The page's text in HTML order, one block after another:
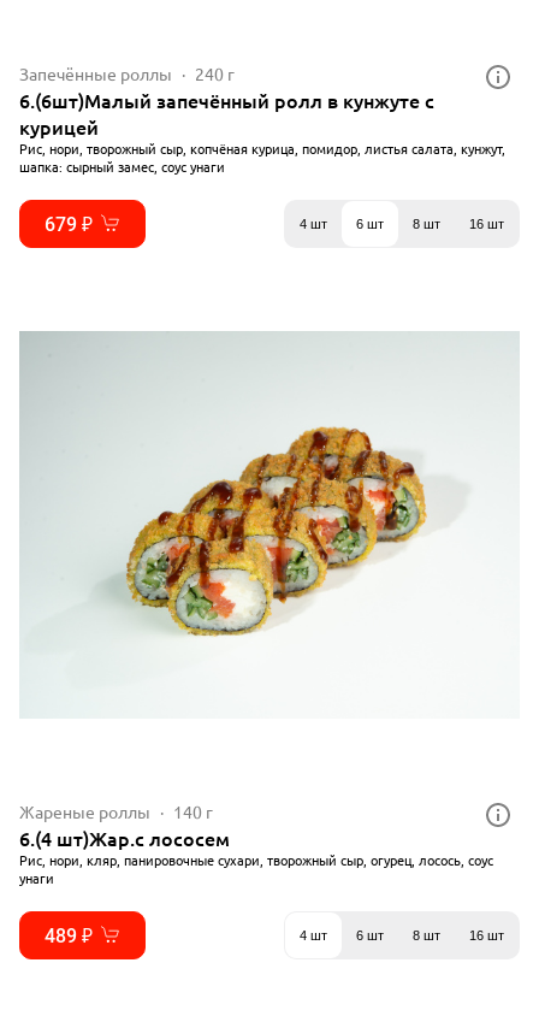
Запечённые роллы 240 г
6.(6шт)Малый запечённый ролл в кунжуте с
курицей
Рис, нори, творожный сыр, копчёная курица, помидор, листья салата, кунжут,
шапка: сырный замес, соус унаги
679 ₽ 4 шт 6 шт 8 шт 16 шт
Жареные роллы 140 г
6.(4 шт)Жар.с лососем
Рис, нори, кляр, панировочные сухари, творожный сыр, огурец, лосось, соус
унаги
489 ₽ 4 шт 6 шт 8 шт 16 шт